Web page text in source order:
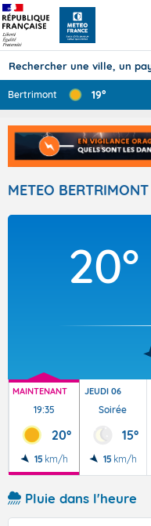
TOUS
Bertrimont 19°
METEO
20°
MAINTENANT
19:35
20°
15 km/h
JEUDI 06
Soirée
15°
15 km/h
Pluie dans l'heure